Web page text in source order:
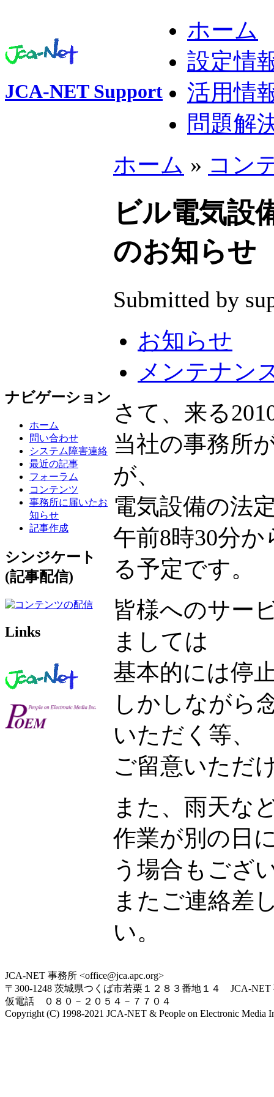
JCA-NET Support
ホーム
設定情
活用情
問題解
ナビゲーション
ホーム
問い合わせ
システム障害連絡
最近の記事
フォーラム
コンテンツ
事務所に届いたお
知らせ
記事作成
シンジケート
(記事配信)
Links
ホーム » コン
ビル電気設
のお知らせ
Submitted by
お知らせ
メンテナン
さて、来る
当社の事務所
が、
電気設備の法
午前8時30分
る予定です。
皆様へのサー
ましては
基本的には停
しかしながら
いただく等、
ご留意いただ
また、雨天な
作業が別の日
う場合もござ
またご連絡差
い。
JCA-NET 事務所 <office@jca.apc.org>
〒300-1248 茨城県つくば市若栗１２８３番地１４ JCA-NET
仮電話 ０８０－２０５４－７７０４
Copyright (C) 1998-2021 JCA-NET & People on Electronic Media